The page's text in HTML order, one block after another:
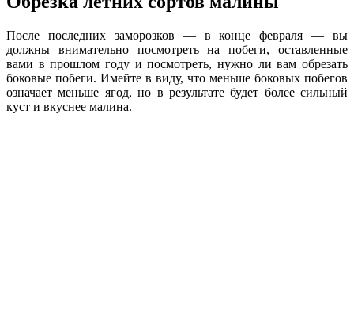
После последних заморозков — в конце февраля — вы
должны внимательно посмотреть на побеги, оставленные
вами в прошлом году и посмотреть, нужно ли вам обрезать
боковые побеги. Имейте в виду, что меньше боковых побегов
означает меньше ягод, но в результате будет более сильный
куст и вкуснее малина.